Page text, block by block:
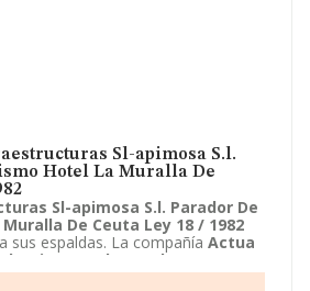
Sl-apimosa S.l.
Hotel La Muralla De
Sl-apimosa S.l. Parador De
De Ceuta Ley 18 / 1982
sus espaldas. La compañía Actua
apimosa S.l. Parador De
De Ceuta Ley 18 / 1982